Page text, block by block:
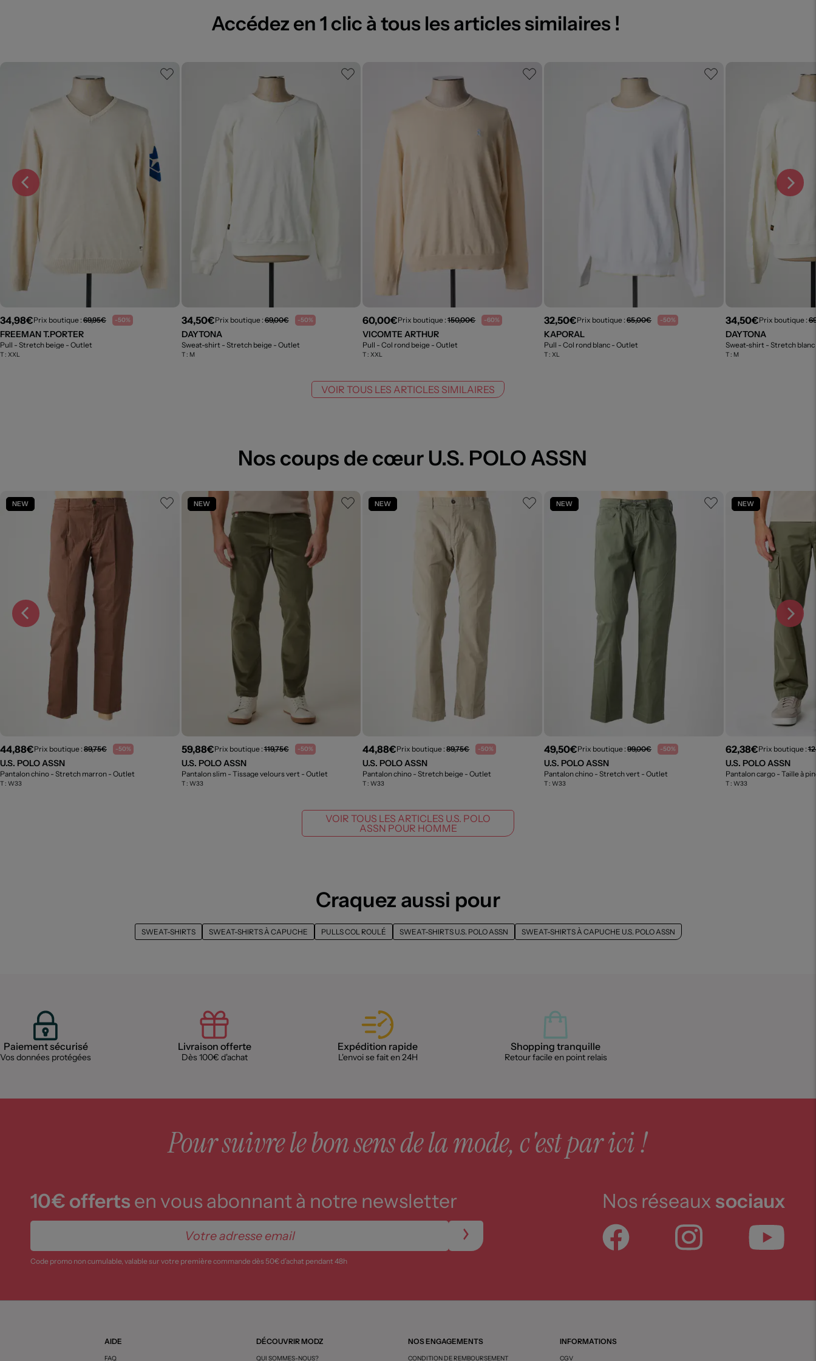
Accédez en 1 clic à tous les articles similaires !
34,98€Prix boutique : 69,95€ -50%
FREEMAN T.PORTER
Pull - Stretch beige - Outlet
T : XXL
34,50€Prix boutique :69,00€ -50%
DAYTONA
Sweat-shirt - Stretch beige - Outlet
T : M
60,00€Prix boutique :150,00€ -60%
VICOMTE ARTHUR
Pull - Col rond beige - Outlet
T :XXL
32,50€Prix boutique :65,00€ -50%
KAPORAL
Pull - Col rond blanc - Outlet
T :XL
34,50€Prix boutique :
DAYTONA
Sweat-shirt - Stretch blanc
T : M
VOIR TOUS LES ARTICLES SIMILAIRES
Nos coups de cœur U.S. POLO ASSN
NEW
44,88€Prix boutique : 89,75€ -50%
U.S. POLO ASSN
Pantalon chino - Stretch marron - Outlet
T : W33
NEW
59,88€Prix boutique :119,75€ -50%
U.S. POLO ASSN
Pantalon slim - Tissage velours vert - Outlet
T : W33
NEW
44,88€Prix boutique :89,75€ -50%
U.S. POLO ASSN
Pantalon chino - Stretch beige - Outlet
T :W33
NEW
49,50€Prix boutique :99,00€ -50%
U.S. POLO ASSN
Pantalon chino - Stretch vert - Outlet
T :W33
NEW
62,38€Prix boutique :
U.S. POLO ASSN
Pantalon cargo - Taille à
T : W33
VOIR TOUS LES ARTICLES U.S. POLO
ASSN POUR HOMME
Craquez aussi pour
SWEAT-SHIRTS SWEAT-SHIRTS À CAPUCHE PULLS COL ROULÉ SWEAT-SHIRTS U.S. POLO ASSN SWEAT-SHIRTS À CAPUCHE U.S. POLO ASSN
Paiement sécurisé
Vos données protégées
Livraison offerte
Dès 100€ d'achat
Expédition rapide
L'envoi se fait en 24H
Shopping tranquille
Retour facile en point relais
Pour suivre le bon sens de la mode, c'est par ici !
10€ offerts en vous abonnant à notre newsletter
Code promo non cumulable, valable sur votre première commande dès 50€ d’achat pendant 48h
Nos réseaux sociaux
AIDE
FAQ
DÉCOUVRIR MODZ
QUI SOMMES-NOUS?
NOS ENGAGEMENTS
CONDITION DE REMBOURSEMENT
INFORMATIONS
CGV